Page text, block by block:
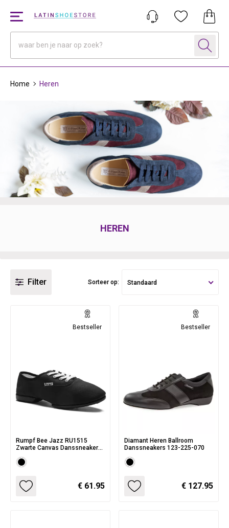
Home Heren
HEREN
Filter Sorteer op: Standaard
Bestseller
Rumpf Bee Jazz RU1515
Zwarte Canvas Danssneaker
€ 61.95
Bestseller
Diamant Heren Ballroom
Danssneakers 123-225-070
€ 127.95